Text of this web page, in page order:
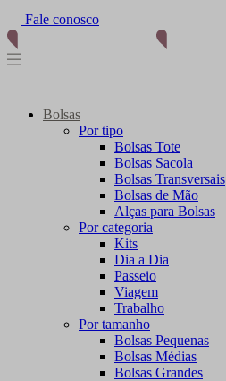
Fale conosco
Bolsas
Por tipo
Bolsas Tote
Bolsas Sacola
Bolsas Transversais
Bolsas de Mão
Alças para Bolsas
Por categoria
Kits
Dia a Dia
Passeio
Viagem
Trabalho
Por tamanho
Bolsas Pequenas
Bolsas Médias
Bolsas Grandes